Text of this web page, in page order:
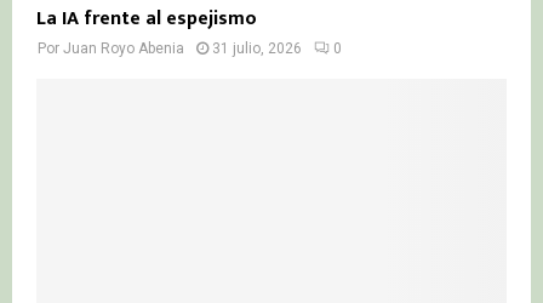
La IA frente al espejismo
Por Juan Royo Abenia 31 julio, 2026 0